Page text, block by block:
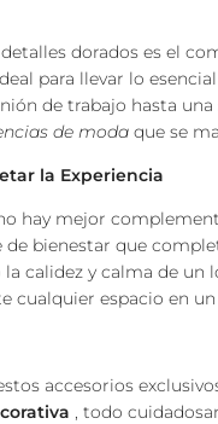
dorados es el
para llevar lo
de trabajo hasta una
de moda que se
la Experiencia
hay mejor
bienestar que
calidez y calma de un
cualquier espacio en
accesorios
, todo